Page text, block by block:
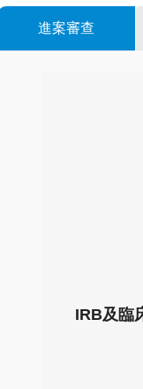
進案審查
IRB及臨